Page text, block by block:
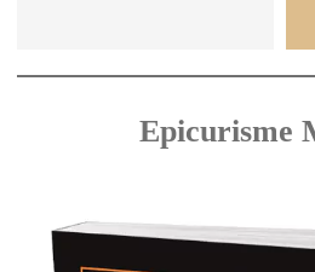
Epicurisme